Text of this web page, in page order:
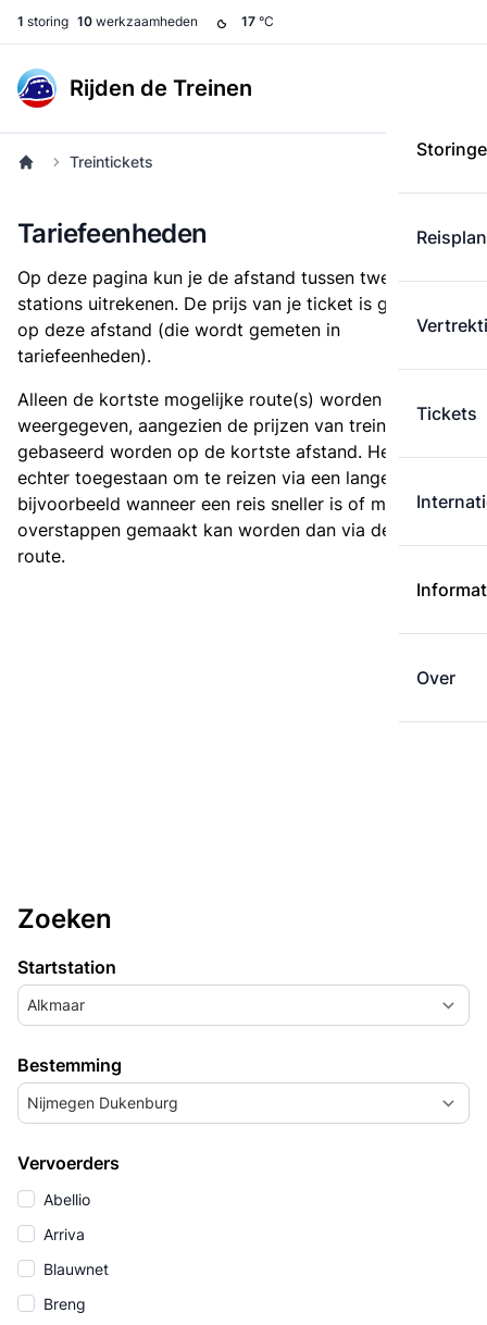
1 storing 10 werkzaamheden 17 °C
Rijden de Treinen
Tickets
Over
Treintickets
Tariefeenheden
Op deze pagina kun je de afstand tussen twee
stations uitrekenen. De prijs van je ticket is gebaseerd
op deze afstand (die wordt gemeten in
tariefeenheden).
Alleen de kortste mogelijke route(s) worden
weergegeven, aangezien de prijzen van treintickets
gebaseerd worden op de kortste afstand. Het is
echter toegestaan om te reizen via een langere route,
bijvoorbeeld wanneer een reis sneller is of met minder
overstappen gemaakt kan worden dan via de kortste
route.
Zoeken
Startstation
Alkmaar
Bestemming
Nijmegen Dukenburg
Vervoerders
Abellio
Arriva
Blauwnet
Breng